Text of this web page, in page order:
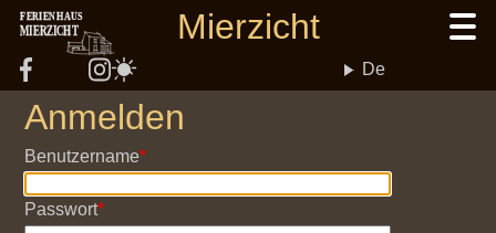
Direkt
zum
Inhalt
MIERZICHT
FERIENHAUS Mierzicht
De
Anmelden
Benutzername
Passwort